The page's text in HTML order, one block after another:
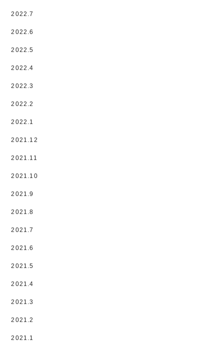
2022.7
2022.6
2022.5
2022.4
2022.3
2022.2
2022.1
2021.12
2021.11
2021.10
2021.9
2021.8
2021.7
2021.6
2021.5
2021.4
2021.3
2021.2
2021.1